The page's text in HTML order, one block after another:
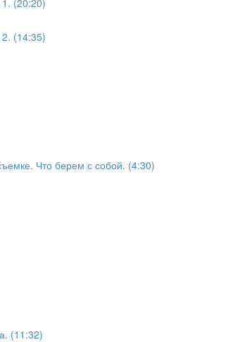
2. (14:35)
Что берем с собой. (4:30)
(11:32)